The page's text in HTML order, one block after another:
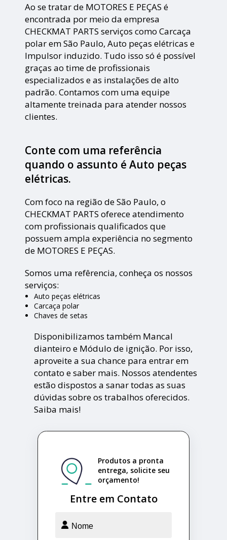
Ao se tratar de MOTORES E PEÇAS é
encontrada por meio da empresa
CHECKMAT PARTS serviços como Carcaça
polar em São Paulo, Auto peças elétricas e
Impulsor induzido. Tudo isso só é possível
graças ao time de profissionais
especializados e as instalações de alto
padrão. Contamos com uma equipe
altamente treinada para atender nossos
clientes.
Conte com uma referência
quando o assunto éAuto peças
elétricas.
Com foco na região de São Paulo, o
CHECKMAT PARTS oferece atendimento
com profissionais qualificados que
possuem ampla experiência no segmento
de MOTORES E PEÇAS.
Somos uma refêrencia, conheça os nossos
serviços:
Auto peças elétricas
Carcaça polar
Chaves de setas
Disponibilizamos também Mancal
dianteiro e Módulo de ignição. Por isso,
aproveite a sua chance para entrar em
contato e saber mais. Nossos atendentes
estão dispostos a sanar todas as suas
dúvidas sobre os trabalhos oferecidos.
Saiba mais!
Entre em Contato
Produtos a pronta
entrega, solicite seu
orçamento!